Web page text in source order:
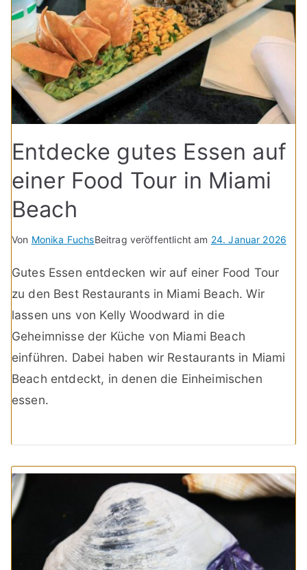
Entdecke gutes Essen auf
einer Food Tour in Miami
Beach
Von Monika FuchsBeitrag veröffentlicht am 24. Januar 2026
Gutes Essen entdecken wir auf einer Food Tour
zu den Best Restaurants in Miami Beach. Wir
lassen uns von Kelly Woodward in die
Geheimnisse der Küche von Miami Beach
einführen. Dabei haben wir Restaurants in Miami
Beach entdeckt, in denen die Einheimischen
essen.